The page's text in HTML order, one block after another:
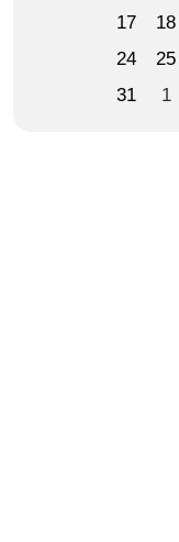
17
18
24
25
31
1